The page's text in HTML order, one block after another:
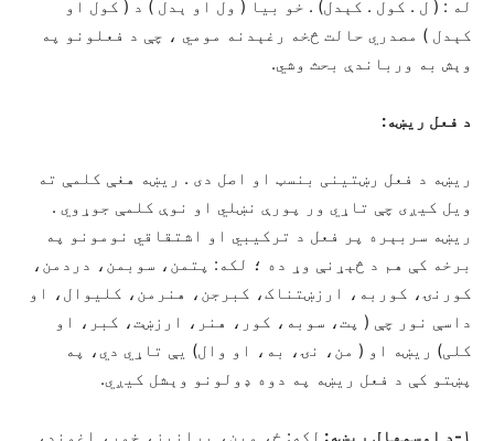
له : ( ل . کول . کېدل) . خو بیا ( ول او ېدل ) د ( کول او
کېدل ) مصدري حالت څخه رغېدنه مومي ، چې د فعلونو په
وېش به ورباندې بحث وشي.
د فعل ريښه:
ريښه د فعل رښتینی بنسټ او اصل دی . ريښه هغې کلمې ته
ویل کیږی چې تاړي ور پورې نښلي او نوې کلمې جوړوي .
ريښه سربېره پر فعل د ترکیبي او اشتقاقي نومونو په
برخه کې هم د څېړنې وړ ده ؛ لکه: پتمن، سوبمن، دردمن،
کورنۍ، کوربه، ارزښتناک، کبرجن، هنرمن، کلیوال، او
داسې نور چې ( پت، سوبه، کور، هنر، ارزښت، کبر، او
کلی) ريښه او ( من، نۍ، به، او وال) یې تاړي دي، په
پښتو کې د فعل ریښه په دوه ډولونو وېشل کیږي.
۱-د اوسمهال ريښه:
لکه: ځ، وین، پرانیز، خور، اغوند،